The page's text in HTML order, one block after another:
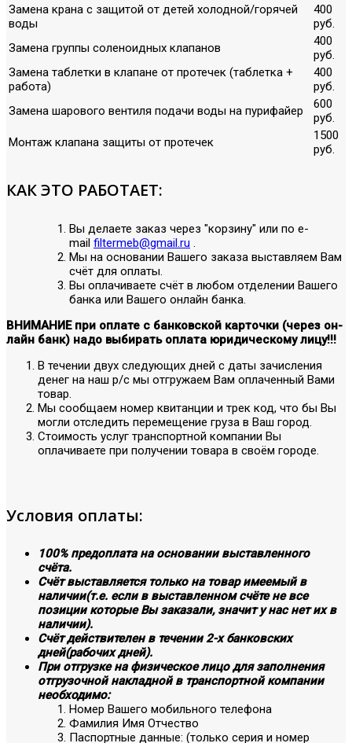
Замена крана с защитой от детей холодной/горячей
воды
400
руб.
Замена группы соленоидных клапанов
400
руб.
Замена таблетки в клапане от протечек (таблетка +
работа)
400
руб.
Замена шарового вентиля подачи воды на пурифайер
600
руб.
Монтаж клапана защиты от протечек
1500
руб.
КАК ЭТО РАБОТАЕТ:
Вы делаете заказ через "корзину" или по е-
mail filtermeb@gmail.ru .
Мы на основании Вашего заказа выставляем Вам
счёт для оплаты.
Вы оплачиваете счёт в любом отделении Вашего
банка или Вашего онлайн банка.
ВНИМАНИЕ при оплате с банковской карточки (через он-
лайн банк) надо выбирать оплата юридическому лицу!!!
В течении двух следующих дней с даты зачисления
денег на наш р/с мы отгружаем Вам оплаченный Вами
товар.
Мы сообщаем номер квитанции и трек код, что бы Вы
могли отследить перемещение груза в Ваш город.
Стоимость услуг транспортной компании Вы
оплачиваете при получении товара в своём городе.
Условия оплаты:
100% предоплата на основании выставленного
счёта.
Счёт выставляется только на товар имеемый в
наличии(т.е. если в выставленном счёте не все
позиции которые Вы заказали, значит у нас нет их в
наличии).
Счёт действителен в течении 2-х банковских
дней(рабочих дней).
При отгрузке на физическое лицо для заполнения
отгрузочной накладной в транспортной компании
необходимо:
Номер Вашего мобильного телефона
Фамилия Имя Отчество
Паспортные данные: (только серия и номер